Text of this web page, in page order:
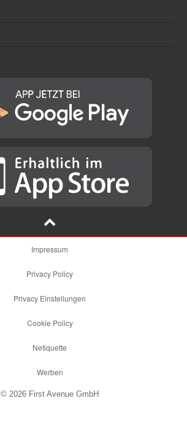
Impressum
Privacy Policy
Privacy Einstellungen
Cookie Policy
Netiquette
Werben
© 2026 First Avenue GmbH